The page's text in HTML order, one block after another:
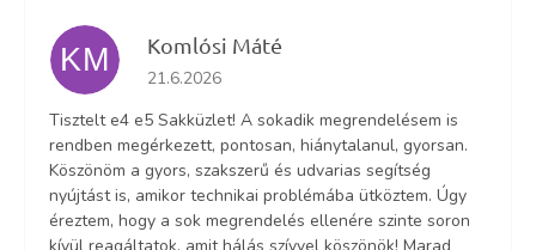
KM Komlósi Máté
Az áruház értékelése 5-ből 5 csillag.
21.6.2026
Tisztelt e4 e5 Sakküzlet! A sokadik megrendelésem is
rendben megérkezett, pontosan, hiánytalanul, gyorsan.
Köszönöm a gyors, szakszerű és udvarias segítség
nyújtást is, amikor technikai problémába ütköztem. Úgy
éreztem, hogy a sok megrendelés ellenére szinte soron
kívül reagáltatok, amit hálás szívvel köszönök! Marad